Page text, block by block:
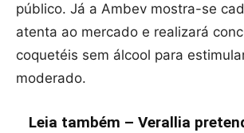
público. Já a Ambev mostra-se
atenta ao mercado e realizará
coquetéis sem álcool para
moderado.
Leia também – Verallia